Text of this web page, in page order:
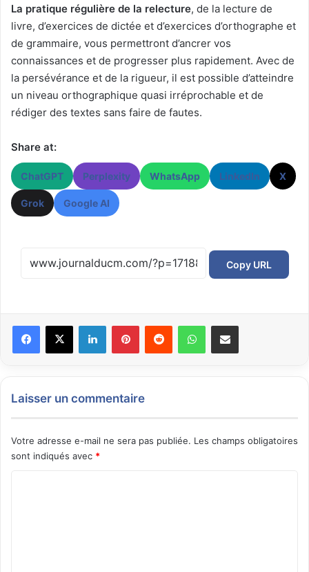
La pratique régulière de la relecture, de la lecture de
livre, d’exercices de dictée et d’exercices d’orthographe et
de grammaire, vous permettront d’ancrer vos
connaissances et de progresser plus rapidement. Avec de
la persévérance et de la rigueur, il est possible d’atteindre
un niveau orthographique quasi irréprochable et de
rédiger des textes sans faire de fautes.
Share at:
ChatGPT Perplexity WhatsApp LinkedIn X
Grok Google AI
Copy URL
Laisser un commentaire
Votre adresse e-mail ne sera pas publiée. Les champs obligatoires
sont indiqués avec *